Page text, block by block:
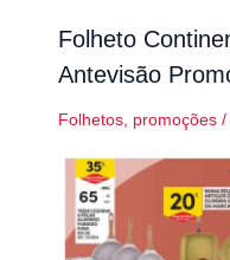
Folheto
Antevisão
Folhetos, promoções/